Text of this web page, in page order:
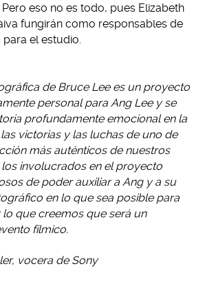
eso no es todo, pues Elizabeth
fungirán como responsables de
el estudio.
de Bruce Lee es un proyecto
personal para Ang Lee y se
profundamente emocional en la
victorias y las luchas de uno de
más auténticos de nuestros
los involucrados en el proyecto
de poder auxiliar a Ang y a su
en lo que sea posible para
que creemos que será un
fílmico.
vocera de Sony